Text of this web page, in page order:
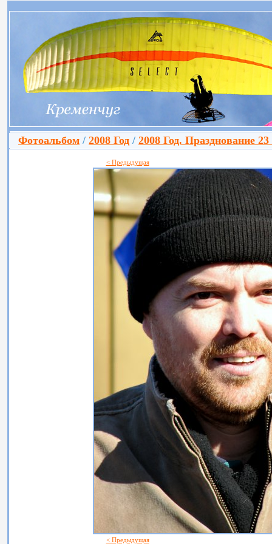
Фотоальбом / 2008 Год / 2008 Год. Празднование
< Предыдущая
< Предыдущая